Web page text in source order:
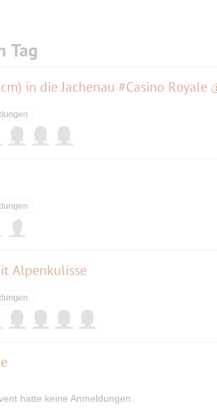
Tag
Alpenkulisse
hatte keine Anmeldungen